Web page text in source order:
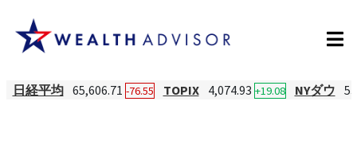
日経平均 65,606.71 -76.55 TOPIX 4,074.93 +19.08 NYダウ